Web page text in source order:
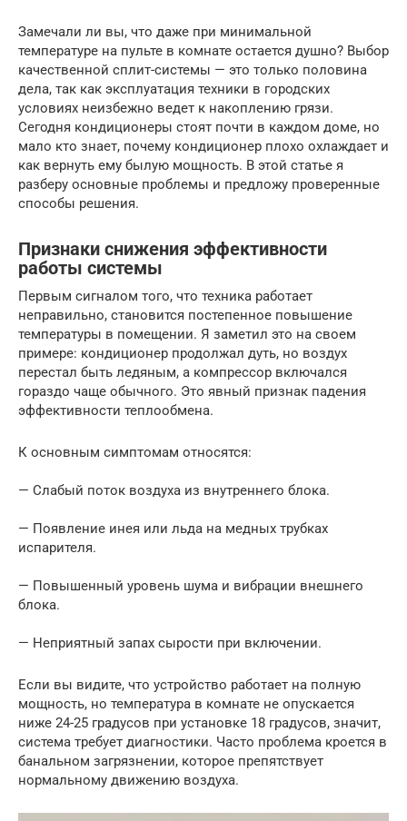
Замечали ли вы, что даже при минимальной
температуре на пульте в комнате остается душно? Выбор
качественной сплит-системы — это только половина
дела, так как эксплуатация техники в городских
условиях неизбежно ведет к накоплению грязи.
Сегодня кондиционеры стоят почти в каждом доме, но
мало кто знает, почему кондиционер плохо охлаждает и
как вернуть ему былую мощность. В этой статье я
разберу основные проблемы и предложу проверенные
способы решения.
Признаки снижения эффективности
работы системы
Первым сигналом того, что техника работает
неправильно, становится постепенное повышение
температуры в помещении. Я заметил это на своем
примере: кондиционер продолжал дуть, но воздух
перестал быть ледяным, а компрессор включался
гораздо чаще обычного. Это явный признак падения
эффективности теплообмена.
К основным симптомам относятся:
— Слабый поток воздуха из внутреннего блока.
— Появление инея или льда на медных трубках
испарителя.
— Повышенный уровень шума и вибрации внешнего
блока.
— Неприятный запах сырости при включении.
Если вы видите, что устройство работает на полную
мощность, но температура в комнате не опускается
ниже 24-25 градусов при установке 18 градусов, значит,
система требует диагностики. Часто проблема кроется в
банальном загрязнении, которое препятствует
нормальному движению воздуха.